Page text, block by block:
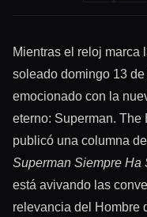
Mientras el reloj marca
soleado domingo 13
emocionado con la
eterno: Superman.
publicó una columna
Superman Siempre Ha
está avivando las
relevancia del Hombre